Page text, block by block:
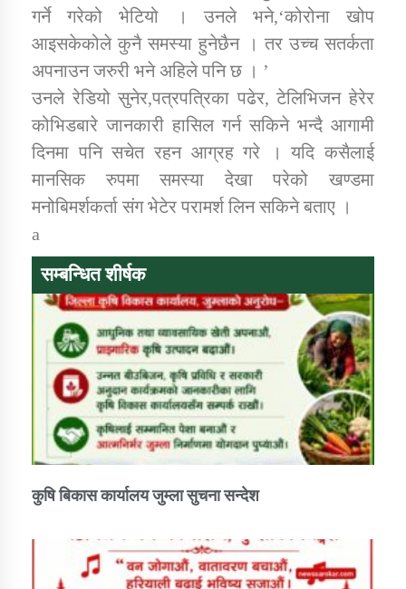
तातोपानी गाउँपालिकाको न्यायिक समिति सम्बन्धी सन्देश
तातोपानी गाउँपालिका जुम्लाको महिला तथा लैङ्गिक हिंसा
सम्बन्धी सूचना सन्देश
सन्देश
तातोपानी गाउँपालिका जुम्लाको बालविवाह सन्देश
तातोपानी गाउँपालिका जुम्लाको सूचना
गर्ने गरेको भेटियो । उनले भने,‘कोरोना खोप
आइसकेकोले कुनै समस्या हुनेछैन । तर उच्च सतर्कता
अपनाउन जरुरी भने अहिले पनि छ । ’
उनले रेडियो सुनेर,पत्रपत्रिका पढेर, टेलिभिजन हेरेर
कोभिडबारे जानकारी हासिल गर्न सकिने भन्दै आगामी
दिनमा पनि सचेत रहन आग्रह गरे । यदि कसैलाई
मानसिक रुपमा समस्या देखा परेको खण्डमा
मनोबिमर्शकर्ता संग भेटेर परामर्श लिन सकिने बताए ।
a
सम्बन्धित शीर्षक
कुषि बिकास कार्यालय जुम्ला सुचना सन्देश